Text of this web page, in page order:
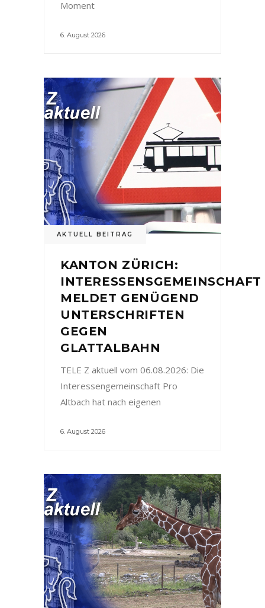
Moment
6. August 2026
AKTUELL BEITRAG
KANTON ZÜRICH:
INTERESSENSGEMEINSCHAFT
MELDET GENÜGEND
UNTERSCHRIFTEN
GEGEN
GLATTALBAHN
TELE Z aktuell vom 06.08.2026: Die
Interessengemeinschaft Pro
Altbach hat nach eigenen
6. August 2026